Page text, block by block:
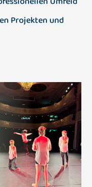
Projekten und